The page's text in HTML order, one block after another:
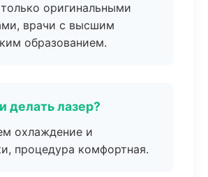
оригинальными
врачи с высшим
образованием.
делать лазер?
охлаждение и
процедура комфортная.